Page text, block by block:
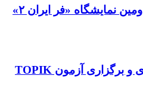
تمدید مهلت ثبت‌نام دومین نمایشگاه «فر ایران ۲»
راه‌اندازی رشته کره‌ای و برگزاری آزمون TOPIK